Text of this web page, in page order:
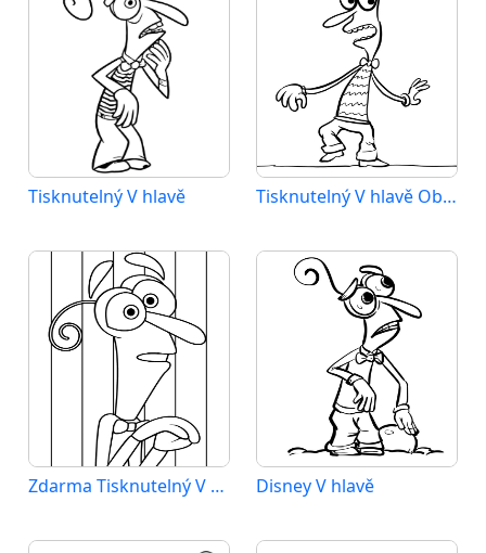
Tisknutelný V hlavě Tisknutelný V hlavě Obrázek
Zdarma Tisknutelný V hlavě Disney V hlavě